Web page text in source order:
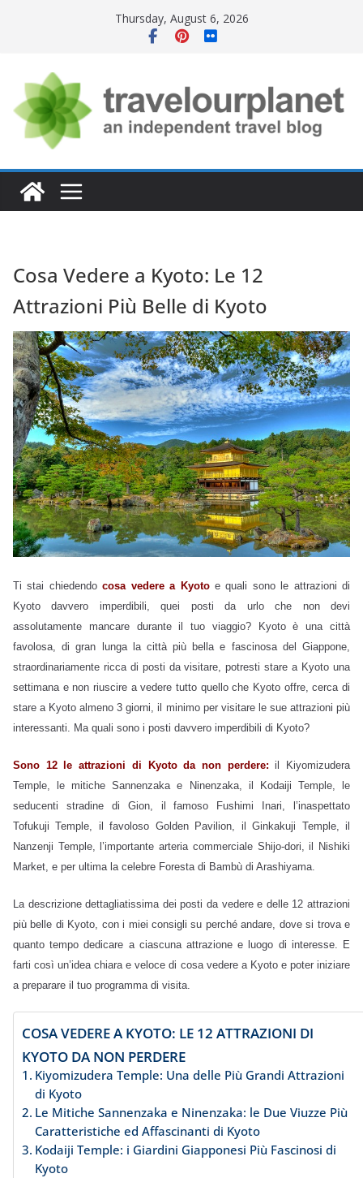
Thursday, August 6, 2026
Cosa Vedere a Kyoto: Le 12
Attrazioni Più Belle di Kyoto
Ti stai chiedendocosa vedere a Kyotoe quali sono le attrazioni di
Kyoto davvero imperdibili, quei posti da urlo che non devi
assolutamente mancare durante il tuo viaggio? Kyoto è una città
favolosa, di gran lunga la città più bella e fascinosa del Giappone,
straordinariamente ricca di posti da visitare, potresti stare a Kyoto una
settimana e non riuscire a vedere tutto quello che Kyoto offre, cerca di
stare a Kyoto almeno 3 giorni, il minimo per visitare le sue attrazioni più
interessanti. Ma quali sono i posti davvero imperdibili di Kyoto?
Sono 12 le attrazioni di Kyoto da non perdere:il Kiyomizudera
Temple, le mitiche Sannenzaka e Ninenzaka, il Kodaiji Temple, le
seducenti stradine di Gion, il famoso Fushimi Inari, l’inaspettato
Tofukuji Temple, il favoloso Golden Pavilion, il Ginkakuji Temple, il
Nanzenji Temple, l’importante arteria commerciale Shijo-dori, il Nishiki
Market, e per ultima la celebre Foresta di Bambù di Arashiyama.
La descrizione dettagliatissima dei posti da vedere e delle 12 attrazioni
più belle di Kyoto, con i miei consigli su perché andare, dove si trova e
quanto tempo dedicare a ciascuna attrazione e luogo di interesse. E
farti così un’idea chiara e veloce di cosa vedere a Kyoto e poter iniziare
a preparare il tuo programma di visita.
COSA VEDERE A KYOTO: LE 12 ATTRAZIONI DI
KYOTO DA NON PERDERE
Kiyomizudera Temple: Una delle Più Grandi Attrazioni
di Kyoto
Le Mitiche Sannenzaka e Ninenzaka: le Due Viuzze Più
Caratteristiche ed Affascinanti di Kyoto
Kodaiji Temple: i Giardini Giapponesi Più Fascinosi di
Kyoto